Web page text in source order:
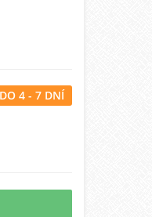
DO 4 - 7 DNÍ